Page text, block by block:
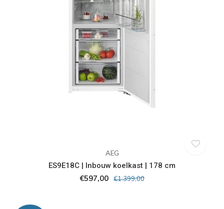
AEG
ES9E18C | Inbouw koelkast | 178 cm
€597,00 €1.399,00